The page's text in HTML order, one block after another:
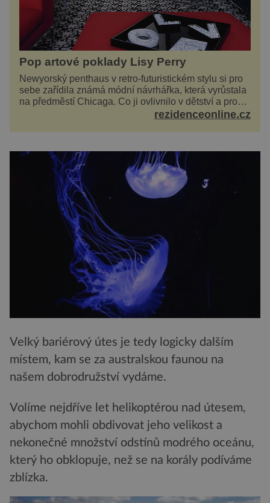
Pop artové poklady Lisy Perry
Newyorský penthaus v retro-futuristickém stylu si pro
sebe zařídila známá módní návrhářka, která vyrůstala
na předměstí Chicaga. Co ji ovlivnilo v dětství a proč
vypadá její domov právě takto? Interié...rezidenceonline.cz
Velký bariérový útes je tedy logicky dalším
místem, kam se za australskou faunou na
našem dobrodružství vydáme.
Volíme nejdříve let helikoptérou nad útesem,
abychom mohli obdivovat jeho velikost a
nekonečné množství odstínů modrého oceánu,
který ho obklopuje, než se na korály podíváme
zblízka.